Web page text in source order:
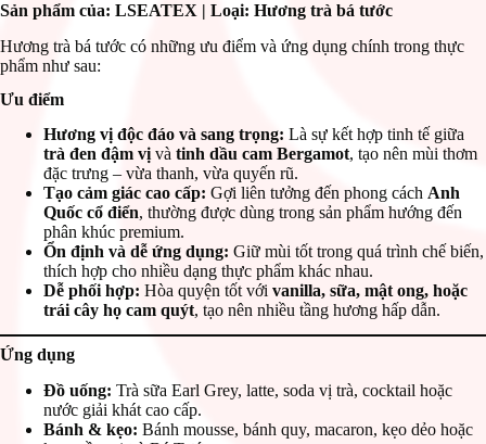
Sản phẩm của: LSEATEX | Loại: Hương trà bá tước
Hương trà bá tước có những ưu điểm và ứng dụng chính trong thực
phẩm như sau:
Ưu điểm
Hương vị độc đáo và sang trọng: Là sự kết hợp tinh tế giữa
trà đen đậm vị và tinh dầu cam Bergamot, tạo nên mùi thơm
đặc trưng – vừa thanh, vừa quyến rũ.
Tạo cảm giác cao cấp: Gợi liên tưởng đến phong cách Anh
Quốc cổ điển, thường được dùng trong sản phẩm hướng đến
phân khúc premium.
Ổn định và dễ ứng dụng: Giữ mùi tốt trong quá trình chế biến,
thích hợp cho nhiều dạng thực phẩm khác nhau.
Dễ phối hợp: Hòa quyện tốt với vanilla, sữa, mật ong, hoặc
trái cây họ cam quýt, tạo nên nhiều tầng hương hấp dẫn.
Ứng dụng
Đồ uống: Trà sữa Earl Grey, latte, soda vị trà, cocktail hoặc
nước giải khát cao cấp.
Bánh & kẹo: Bánh mousse, bánh quy, macaron, kẹo dẻo hoặc